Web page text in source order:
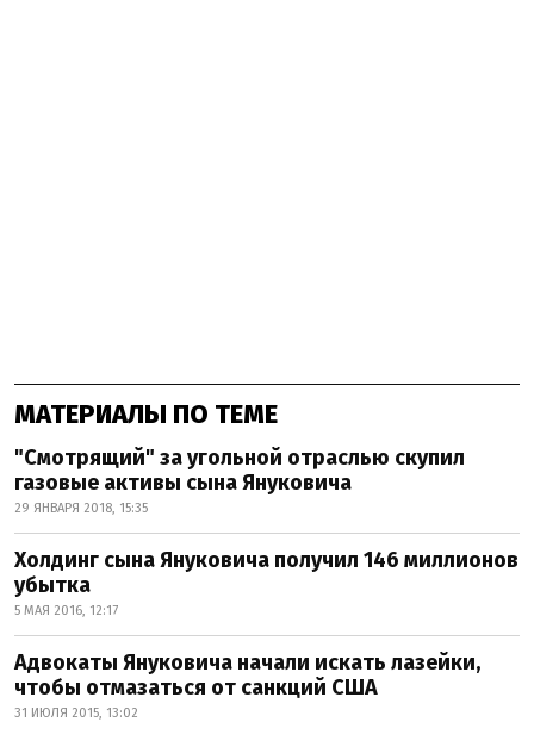
МАТЕРИАЛЫ ПО ТЕМЕ
"Смотрящий" за угольной отраслью скупил
газовые активы сына Януковича
29 ЯНВАРЯ 2018, 15:35
Холдинг сына Януковича получил 146 миллионов
убытка
5 МАЯ 2016, 12:17
Адвокаты Януковича начали искать лазейки,
чтобы отмазаться от санкций США
31 ИЮЛЯ 2015, 13:02